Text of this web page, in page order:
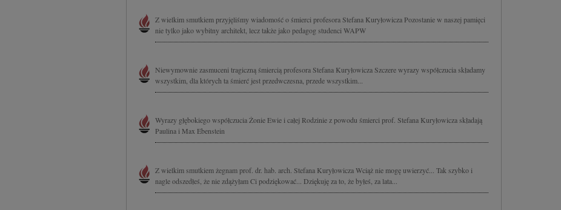
Z wielkim smutkiem przyjęliśmy wiadomość o śmierci profesora Stefana Kuryłowicza Pozostanie w naszej pamięci
nie tylko jako wybitny architekt, lecz także jako pedagog studenci WAPW
Niewymownie zasmuceni tragiczną śmiercią profesora Stefana Kuryłowicza Szczere wyrazy współczucia składamy
wszystkim, dla których ta śmierć jest przedwczesna, przede wszystkim...
Wyrazy głębokiego współczucia Żonie Ewie i całej Rodzinie z powodu śmierci prof. Stefana Kuryłowicza składają
Paulina i Max Ebenstein
Z wielkim smutkiem żegnam prof. dr. hab. arch. Stefana Kuryłowicza Wciąż nie mogę uwierzyć... Tak szybko i
nagle odszedłeś, że nie zdążyłam Ci podziękować... Dziękuję za to, że byłeś, za lata...